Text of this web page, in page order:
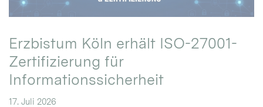
Erzbistum Köln erhält ISO-27001-
Zertifizierung für
Informationssicherheit
17. Juli 2026